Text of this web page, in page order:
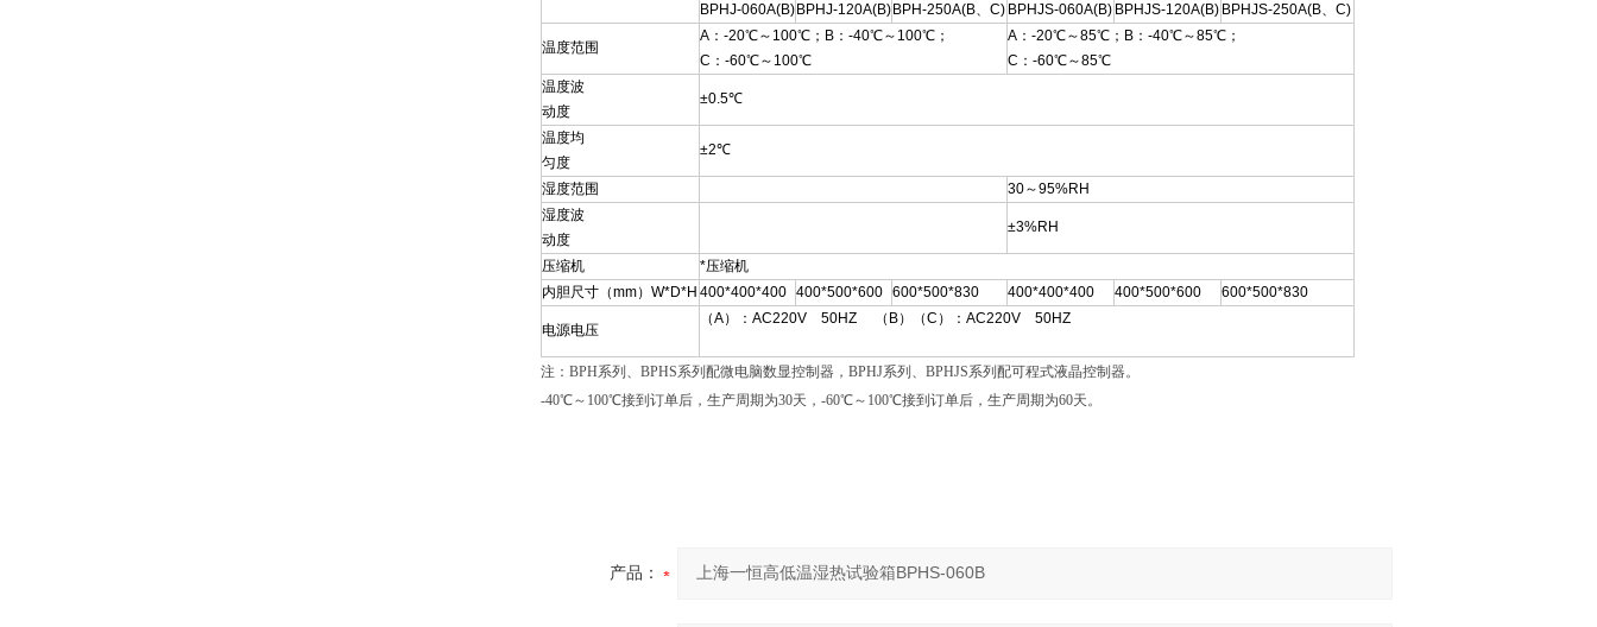
BPHJ-060A(B) BPHJ-120A(B) BPH-250A(B、C) BPHJS-060A(B) BPHJS-120A(B) BPHJS-250A(B、C)
温度范围
A：-20℃～100℃；B：-40℃～100℃；
C：-60℃～100℃
A：-20℃～85℃；B：-40℃～85℃；
C：-60℃～85℃
温度波
动度
±0.5℃
温度均
匀度
±2℃
湿度范围
30～95%RH
湿度波
动度
±3%RH
压缩机
*压缩机
内胆尺寸（mm）W*D*H 400*400*400 400*500*600 600*500*830 400*400*400 400*500*600 600*500*830
电源电压
（A）：AC220V 50HZ （B）（C）：AC220V 50HZ
注：BPH系列、BPHS系列配微电脑数显控制器，BPHJ系列、BPHJS系列配可程式液晶控制器。
-40℃～100℃接到订单后，生产周期为30天，-60℃～100℃接到订单后，生产周期为60天。
产品：